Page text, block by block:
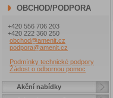
OBCHOD/PODPORA
+420 556 706 203
+420 222 360 250
obchod@amenit.cz
podpora@amenit.cz
Podmínky technické podpory
Žádost o odbornou pomoc
Akční nabídky